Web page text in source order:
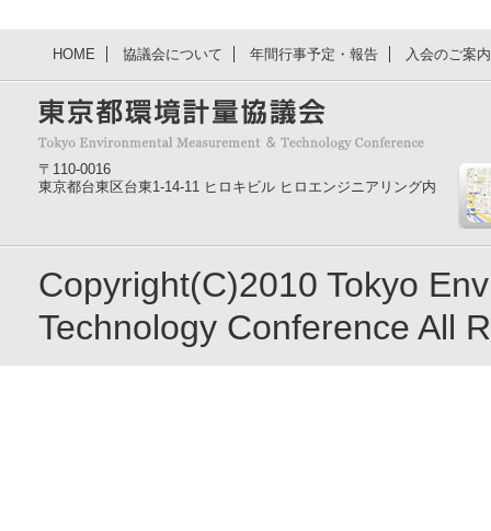
HOME 協議会について 年間行事予定・報告 入会のご案
〒110-0016
東京都台東区台東1-14-11 ヒロキビル ヒロエンジニアリング内
Copyright(C)2010 Tokyo
Technology Conference All